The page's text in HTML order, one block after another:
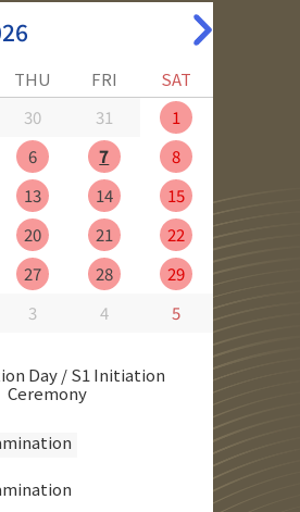
THU FRI
SAT
30 31
1
6 7
8
13 14
15
20 21
22
27 28
29
3 4 5
Day / S1 Initiation
Ceremony